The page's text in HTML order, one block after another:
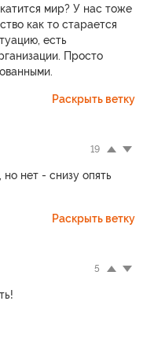
мир? У нас тоже
как то старается
есть
Просто
Раскрыть ветку
19
нет - снизу опять
Раскрыть ветку
5